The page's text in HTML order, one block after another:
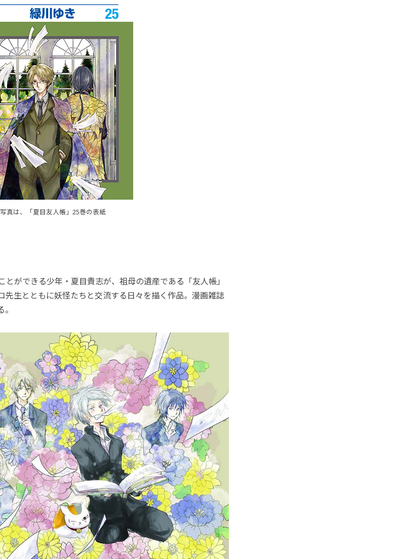
写真は、「夏目友人帳」25巻の表紙
ができる少年・夏目貴志が、祖母の遺産である「友人帳」
先生とともに妖怪たちと交流する日々を描く作品。漫画雑誌